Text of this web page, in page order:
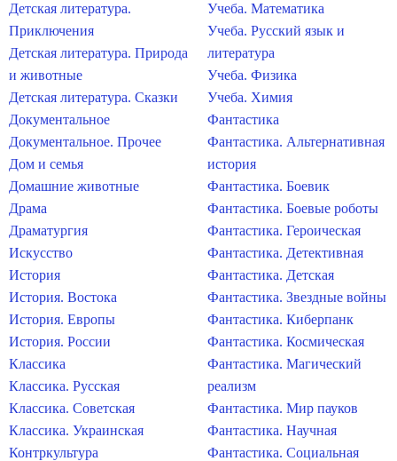
Детская литература.
Приключения
Детская литература. Природа
и животные
Детская литература. Сказки
Документальное
Документальное. Прочее
Дом и семья
Домашние животные
Драма
Драматургия
Искусство
История
История. Востока
История. Европы
История. России
Классика
Классика. Русская
Классика. Советская
Классика. Украинская
Контркультура
Учеба. Математика
Учеба. Русский язык и
литература
Учеба. Физика
Учеба. Химия
Фантастика
Фантастика. Альтернативная
история
Фантастика. Боевик
Фантастика. Боевые роботы
Фантастика. Героическая
Фантастика. Детективная
Фантастика. Детская
Фантастика. Звездные войны
Фантастика. Киберпанк
Фантастика. Космическая
Фантастика. Магический
реализм
Фантастика. Мир пауков
Фантастика. Научная
Фантастика. Социальная